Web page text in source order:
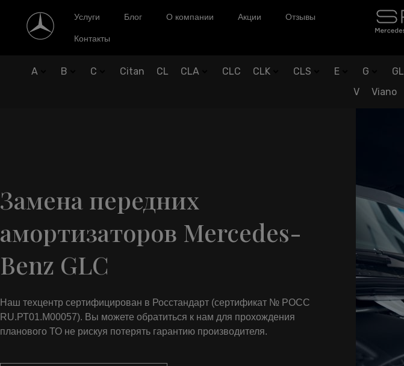
Услуги Блог О компании Акции Отзывы
Контакты
A B C Citan CL CLA CLC CLK CLS E G GL
V
Viano
Замена передних
амортизаторов Mercedes-
Benz GLC
Наш техцентр сертифицирован в Росстандарт (сертификат № РОСС
RU.РТ01.М00057). Вы можете обратиться к нам для прохождения
планового ТО не рискуя потерять гарантию производителя.